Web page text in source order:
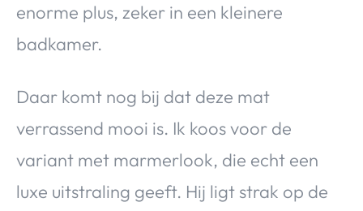
enorme plus, zeker in een kleinere
badkamer.
Daar komt nog bij dat deze mat
verrassend mooi is. Ik koos voor de
variant met marmerlook, die echt een
luxe uitstraling geeft. Hij ligt strak op de